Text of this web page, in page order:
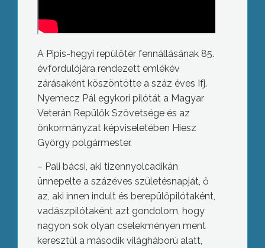
A Pipis-hegyi repülőtér fennállásának 85.
évfordulójára rendezett emlékév
zárásaként köszöntötte a száz éves Ifj.
Nyemecz Pál egykori pilótát a Magyar
Veterán Repülők Szövetsége és az
önkormányzat képviseletében Hiesz
György polgármester.
– Pali bácsi, aki tizennyolcadikán
ünnepelte a százéves születésnapját, ő
az, aki innen indult és berepülőpilótaként,
vadászpilótaként azt gondolom, hogy
nagyon sok olyan cselekményen ment
keresztül a második világháború alatt,